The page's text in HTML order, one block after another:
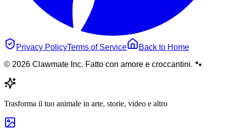
Privacy PolicyTerms of Service
Back to Home
© 2026 Clawmate Inc. Fatto con amore e croccantini. 🐾
Trasforma il tuo animale in arte, storie, video e altro